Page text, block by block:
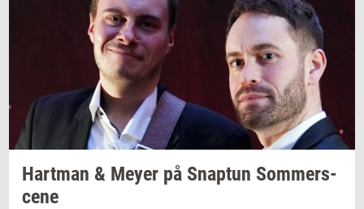
Hart­man & Meyer på Snap­tun Som­mer­s­
ce­ne